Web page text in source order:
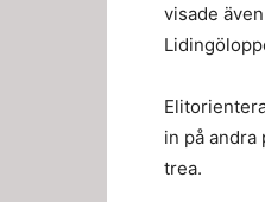
visade
in på andra
trea.